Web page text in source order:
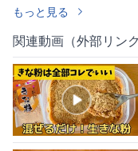
もっと見る
関連動画（外部リンク